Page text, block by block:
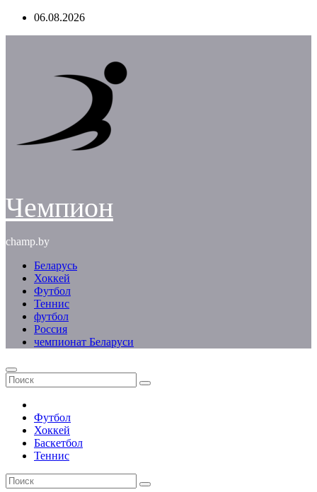
Перейти06.08.2026
Чемпион
champ.by
Беларусь
Хоккей
Футбол
Теннис
футбол
Россия
чемпионат Беларуси
Футбол
Хоккей
Баскетбол
Теннис